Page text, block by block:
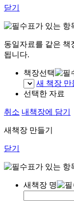
닫기
표가 있는 항
동일자료를 같은 책
됩니다.
책장선택
새 책장 만
선택한 자료
취소 내책장에 담기
새책장 만들기
닫기
표가 있는 항
새책장 명